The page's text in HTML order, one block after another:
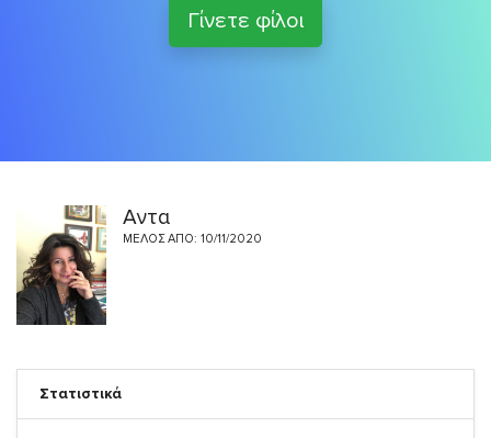
Γίνετε φίλοι
Αντα
ΜΈΛΟΣ ΑΠΌ: 10/11/2020
Στατιστικά